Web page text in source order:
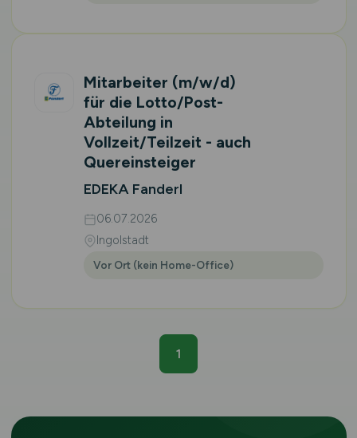
Mitarbeiter (m/w/d)
für die Lotto/Post-
Abteilung in
Vollzeit/Teilzeit - auch
Quereinsteiger
EDEKA Fanderl
06.07.2026
Ingolstadt
Vor Ort (kein Home-Office)
1